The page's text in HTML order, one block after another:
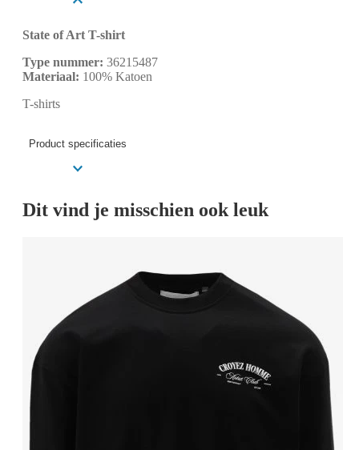
State of Art T-shirt
Type nummer: 36215487
Materiaal: 100% Katoen
T-shirts
Product specificaties
Dit vind je misschien ook leuk